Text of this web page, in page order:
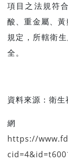
項目之法規符
酸、重金屬、
規定，所轄衛
全。
資料來源： 衛生
https://